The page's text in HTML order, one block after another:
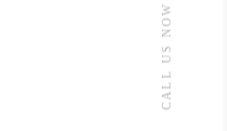
CALL US NOW